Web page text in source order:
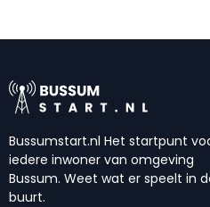
Bussumstart.nl Het startpunt
iedere inwoner van omgeving
Bussum. Weet wat er speelt in
buurt.